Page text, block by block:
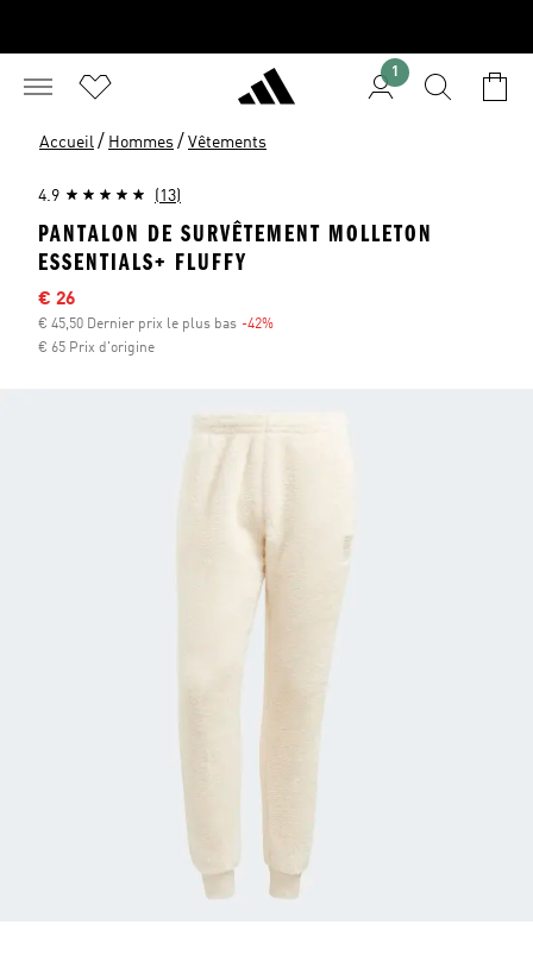
1
Accueil / Hommes / Vêtements
4.9 (13)
PANTALON DE SURVÊTEMENT MOLLETON
ESSENTIALS+ FLUFFY
Sale price
€ 26
€ 45,50 Dernier prix le plus bas -42%
€ 65 Prix d'origine